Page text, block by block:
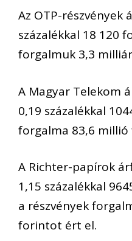
Az OTP-
százalékkal 18 120
forgalmuk 3,3
A Magyar Telekom
0,19 százalékkal
forgalma 83,6
A Richter-papírok
1,15 százalékkal
a részvények
forintot ért el.